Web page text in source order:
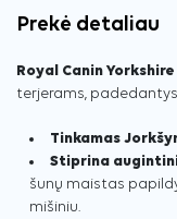
Prekė detaliau
Royal Canin
terjerams,
Tinkamas
Stiprina
šunų maistas
mišiniu.